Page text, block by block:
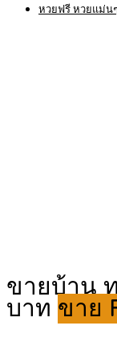
หวยฟรี หวยแม่นๆ
ขายบ้าน
บาท ขาย